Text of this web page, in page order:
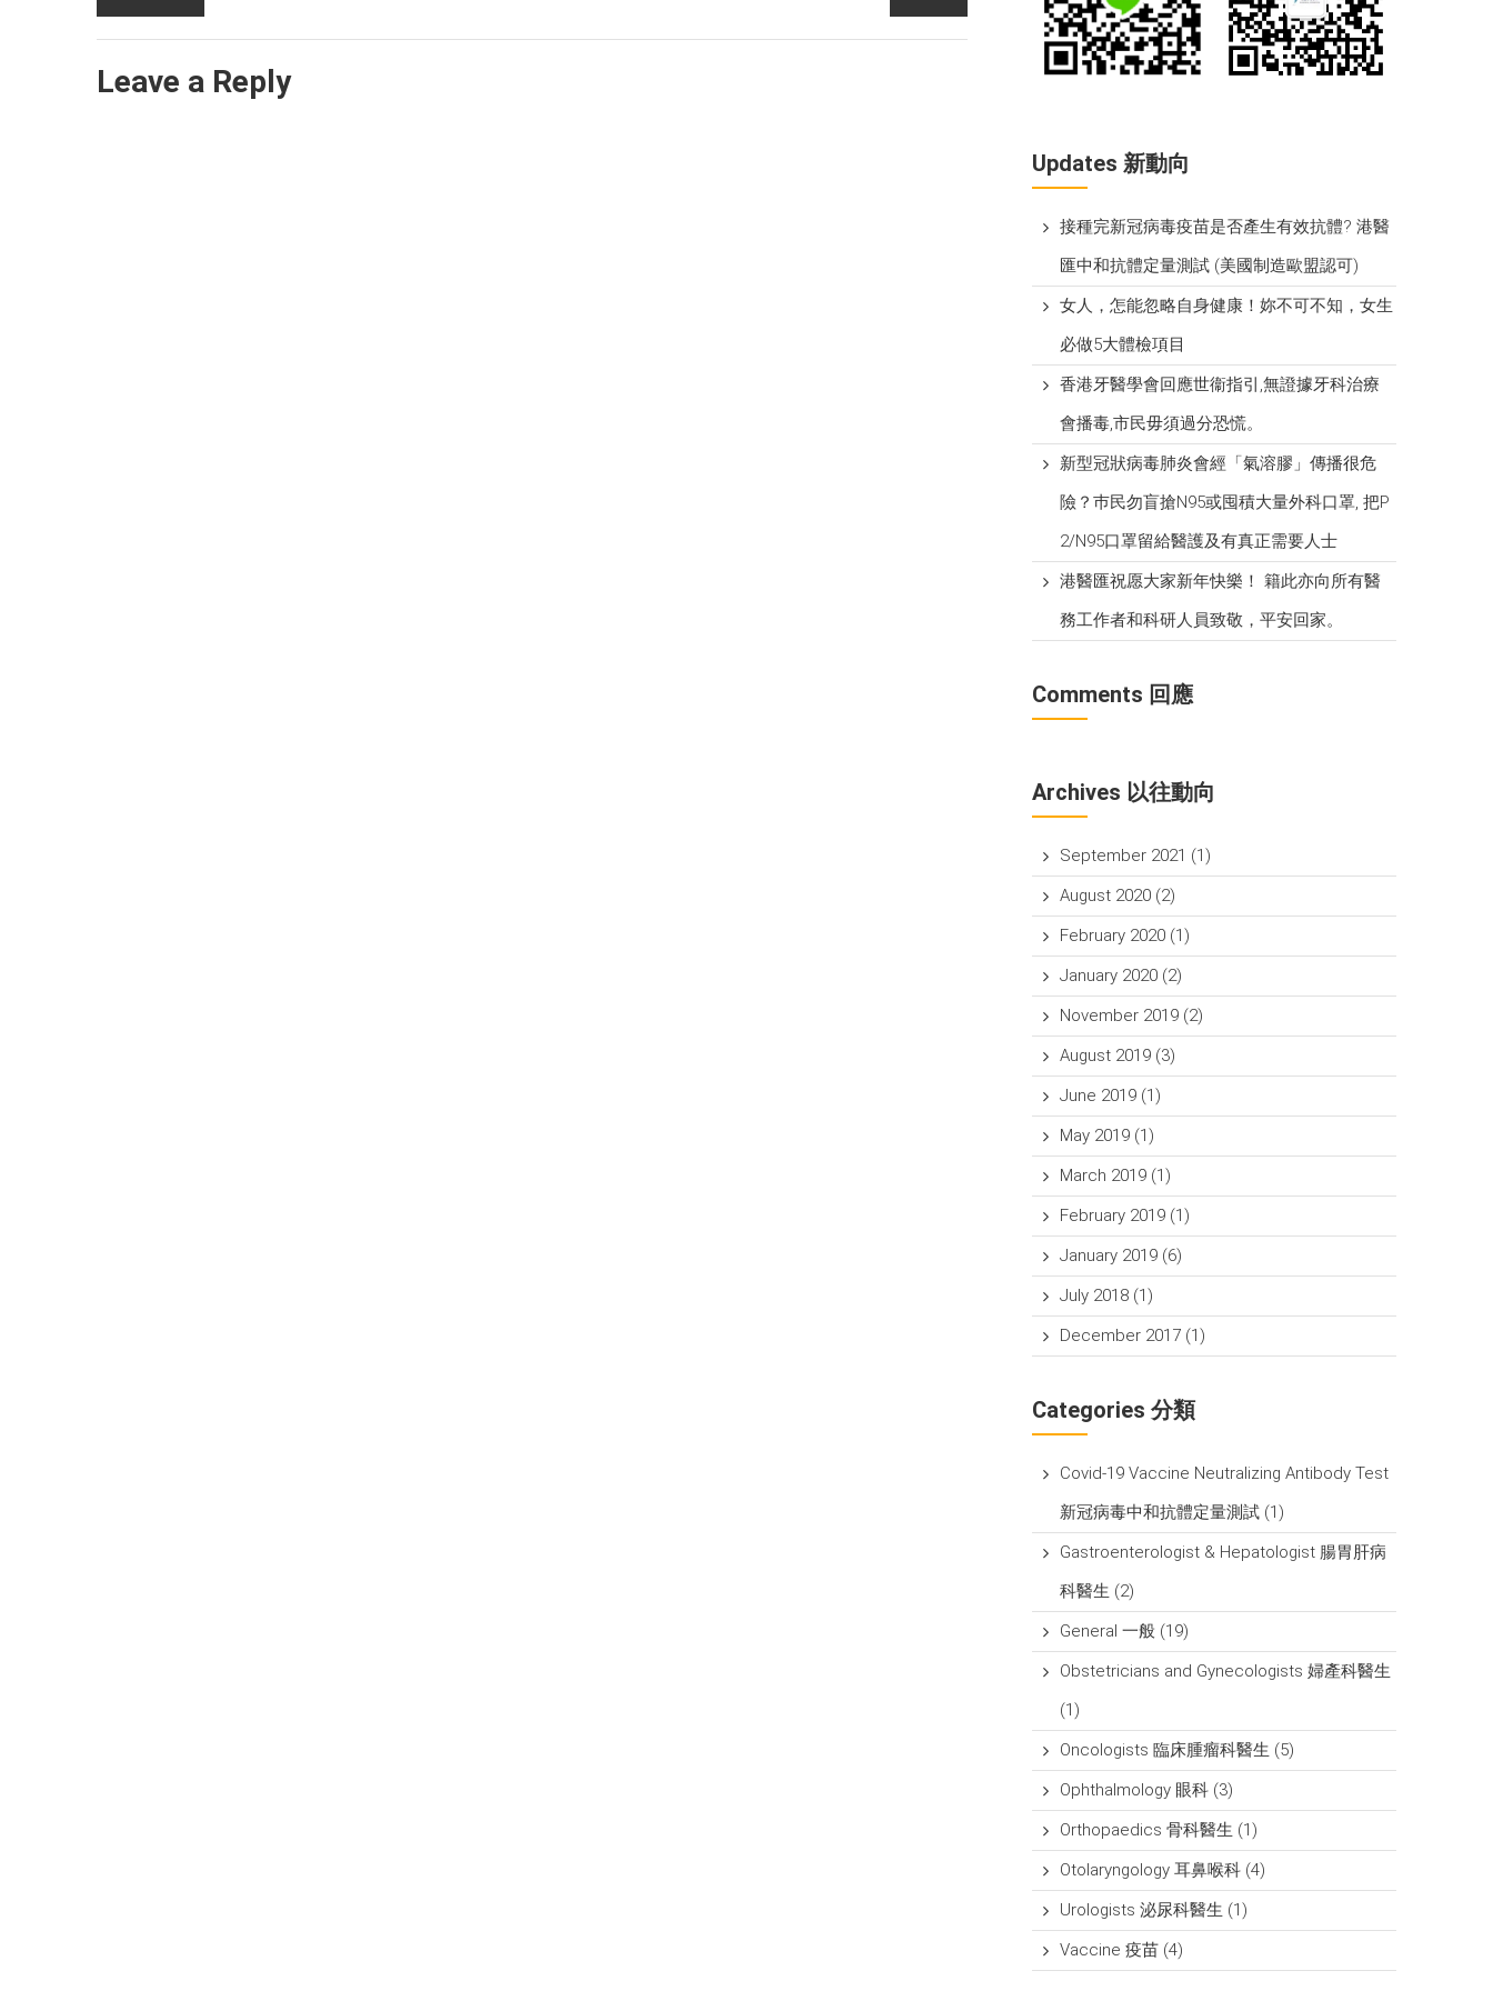
Leave a Reply
Updates 新動向
接種完新冠病毒疫苗是否產生有效抗體? 港醫
匯中和抗體定量測試 (美國制造歐盟認可)
女人，怎能忽略自身健康！妳不可不知，女生
必做5大體檢項目
香港牙醫學會回應世衞指引,無證據牙科治療
會播毒,市民毋須過分恐慌。
新型冠狀病毒肺炎會經「氣溶膠」傳播很危
險？巿民勿盲搶N95或囤積大量外科口罩, 把P​
2/N95口罩留給醫護及有真正需要人士
港醫匯祝愿大家新年快樂！ 籍此亦向所有醫
務工作者和科研人員致敬，平安回家。
Comments 回應
Archives 以往動向
September 2021 (1)
August 2020 (2)
February 2020 (1)
January 2020 (2)
November 2019 (2)
August 2019 (3)
June 2019 (1)
May 2019 (1)
March 2019 (1)
February 2019 (1)
January 2019 (6)
July 2018 (1)
December 2017 (1)
Categories 分類
Covid-19 Vaccine Neutralizing Antibody Test
新冠病毒中和抗體定量測試 (1)
Gastroenterologist & Hepatologist 腸胃肝病
科醫生 (2)
General 一般 (19)
Obstetricians and Gynecologists 婦產科醫生
(1)
Oncologists 臨床腫瘤科醫生 (5)
Ophthalmology 眼科 (3)
Orthopaedics 骨科醫生 (1)
Otolaryngology 耳鼻喉科 (4)
Urologists 泌尿科醫生 (1)
Vaccine 疫苗 (4)